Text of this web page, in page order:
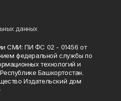
данных
СМИ: ПИ ФС 02 - 01456 от
федеральной службы по
технологий и
Башкортостан.
Издательский дом